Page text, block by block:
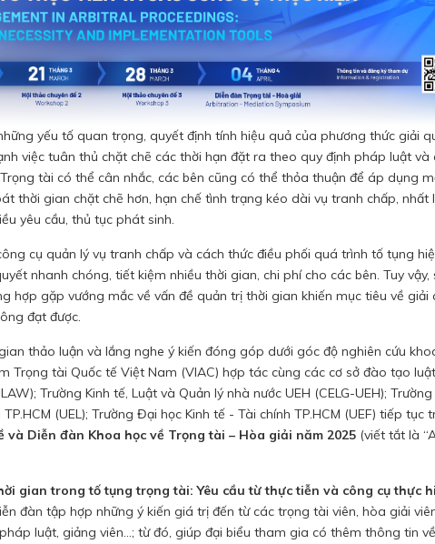
yếu tố quan trọng, quyết định tính hiệu quả của phương thức giải
việc tuân thủ chặt chẽ các thời hạn đặt ra theo quy định pháp luật và
tài có thể cân nhắc, các bên cũng có thể thỏa thuận để áp dụng
thời gian chặt chẽ hơn, hạn chế tình trạng kéo dài vụ tranh chấp, nhất
yêu cầu, thủ tục phát sinh.
cụ quản lý vụ tranh chấp và cách thức điều phối quá trình tố tụng
nhanh chóng, tiết kiệm nhiều thời gian, chi phí cho các bên. Tuy vậy,
hợp gặp vướng mắc về vấn đề quản trị thời gian khiến mục tiêu về giải
đạt được.
thảo luận và lắng nghe ý kiến đóng góp dưới góc độ nghiên cứu
Trọng tài Quốc tế Việt Nam (VIAC) hợp tác cùng các cơ sở đào tạo
Trường Kinh tế, Luật và Quản lý nhà nước UEH (CELG-UEH);
(UEL); Trường Đại học Kinh tế - Tài chính TP.HCM (UEF) tiếp tục
và Diễn đàn Khoa học về Trọng tài – Hòa giải năm 2025 (viết tắt là
gian trong tố tụng trọng tài: Yêu cầu từ thực tiễn và công cụ thực
đàn tập hợp những ý kiến giá trị đến từ các trọng tài viên, hòa giải
luật, giảng viên…; từ đó, giúp đại biểu tham gia có thêm thông tin